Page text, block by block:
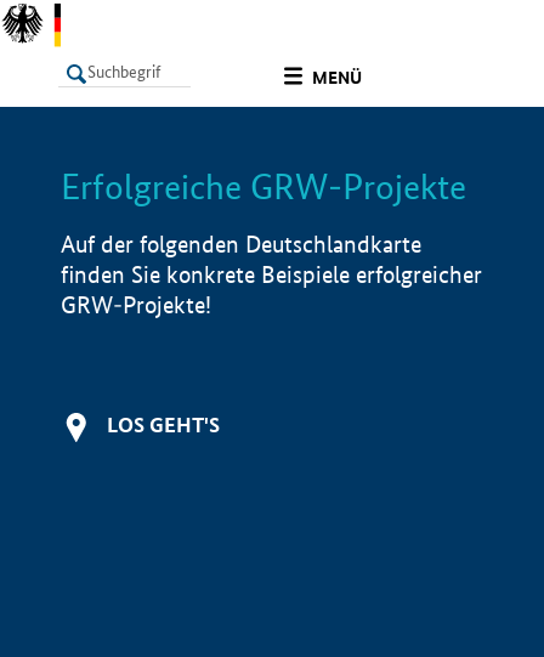
MENÜ
LISTE Info
Erfolgreiche GRW-Projekte
Auf der folgenden Deutschlandkarte
finden Sie konkrete Beispiele erfolgreicher
GRW-Projekte!
LOS GEHT'S